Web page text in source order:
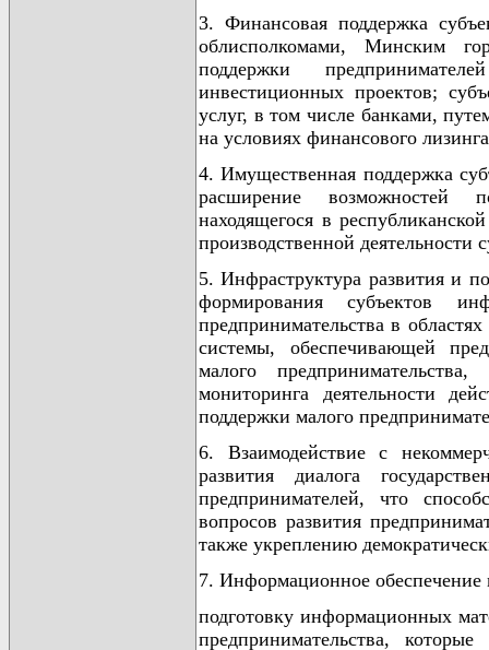
3. Финансовая поддержка
облисполкомами, Минским
поддержки
инвестиционных проектов;
услуг, в том числе банками,
на условиях финансового
4. Имущественная поддержка
расширение возможностей
находящегося в
производственной деятельности
5. Инфраструктура развития и
формирования субъектов
предпринимательства в
системы, обеспечивающей
малого
мониторинга деятельности
поддержки малого
6. Взаимодействие с
развития диалога
предпринимателей, что
вопросов развития
также укреплению
7. Информационное обеспечение
подготовку информационных
предпринимательства,